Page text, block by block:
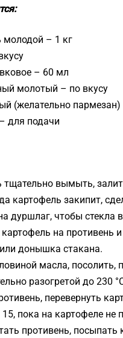
молодой – 1 кг
– 60 мл
молотый – по вкусу
(желательно пармезан)
для подачи
тщательно вымыть,
картофель закипит,
дуршлаг, чтобы стекла
на противень
донышка стакана.
масла, посолить,
разогретой до 230
перевернуть
пока на картофеле не
противень,